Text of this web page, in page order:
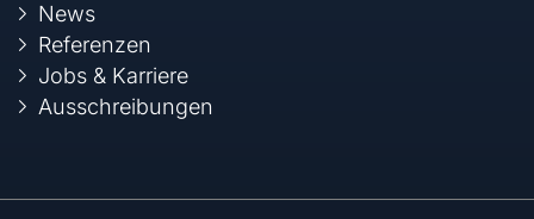
News
Referenzen
Jobs & Karriere
Ausschreibungen